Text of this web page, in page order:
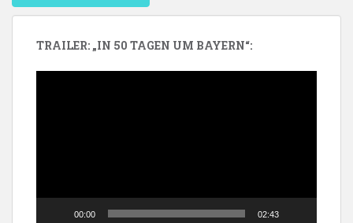
TRAILER: „IN 50 TAGEN UM BAYERN“:
00:00 02:43